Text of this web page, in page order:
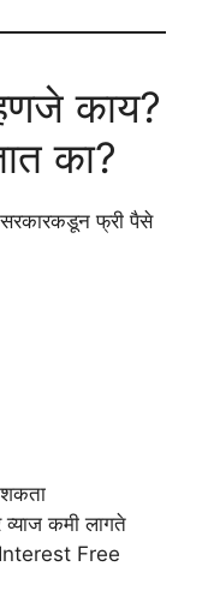
काय?
का?
फ्री पैसे
कमी लागते
“Interest Free